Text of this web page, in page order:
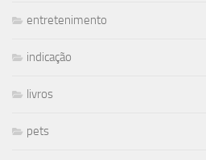
entretenimento
indicação
livros
pets